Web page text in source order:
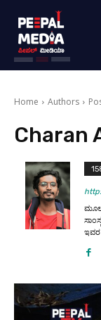
Home Authors
Charan
ಇವರ‌